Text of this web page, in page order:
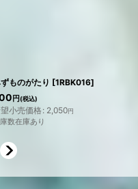
ものがたり [1RBK016]
円(税込)
小売価格: 2,050円
数在庫あり